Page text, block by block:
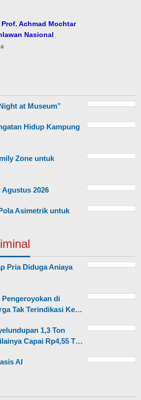
Achmad Mochtar
Nasional
at Museum”
Hidup Kampung
Zone untuk
2026
Asimetrik untuk
Pria Diduga Aniaya
di
Tak Terindikasi Ke…
1,3 Ton
Capai Rp4,55 T…
AI